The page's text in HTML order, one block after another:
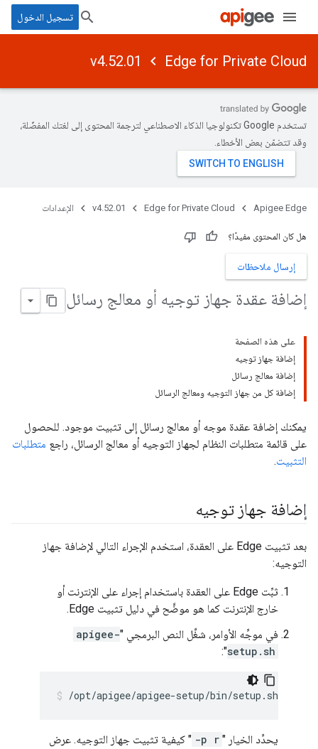
تسجيل الدخول
Edge for Private Cloud
v4.52.01
تستخدم Google تكنولوجيا الذكاء الاصطناعي لترجمة المحتوى إلى لغتك المفضّلة،
وقد تتضمّن بعض الأخطاء.
Apigee Edge
Edge for Private Cloud
v4.52.01 الإعدادات
هل كان المحتوى مفيدًا؟
إرسال ملاحظات
إضافة عقدة جهاز توجيه أو معالج رسائل
على هذه الصفحة
إضافة جهاز توجيه
إضافة معالج رسائل
إضافة كل من جهاز التوجيه ومعالج الرسائل
يمكنك إضافة عقدة موجه أو معالج رسائل إلى تثبيت موجود. للحصول
على قائمة متطلبات النظام لجهاز التوجيه أو معالج الرسائل، راجع متطلبات
التثبيت.
إضافة جهاز توجيه
بعد تثبيت Edge على العقدة، استخدم الإجراء التالي لإضافة جهاز
التوجيه:
ثبِّت Edge على العقدة باستخدام إجراء على الإنترنت أو
خارج الإنترنت كما هو موضَّح في دليل تثبيت Edge.
في موجِّه الأوامر، شغِّل النص البرمجي "apigee-
setup.sh
":
/opt/apigee/apigee-setup/bin/setup.sh -p
يحدِّد الخيار " -p r " كيفية تثبيت جهاز التوجيه. عرض